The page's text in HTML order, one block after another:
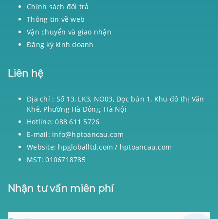
Chính sách đổi trả
Thông tin về web
Vận chuyển và giao nhận
Đăng ký kinh doanh
Liên hệ
Địa chỉ : Số 13, LK3, NO03, Dọc bún 1, Khu đô thị Văn
Khê, Phường Hà Đông, Hà Nội
Hotline: 088 611 5726
E-mail: info@hptoancau.com
Website: hpgloballtd.com / hptoancau.com
MST: 0106718785
Nhận tư vấn miên phí